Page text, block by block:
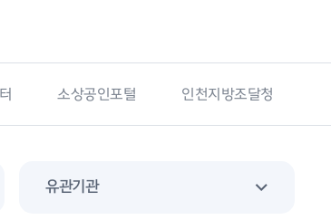
인천지방조달청 국가기록원
유관기관